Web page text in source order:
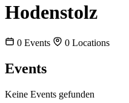
Hodenstolz
0 Events 0 Locations
Events
Keine Events gefunden